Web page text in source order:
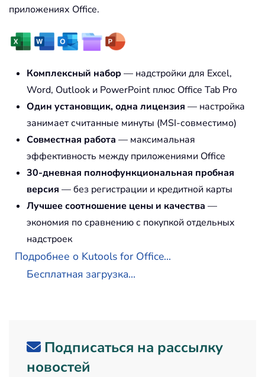
приложениях Office.
Комплексный набор — надстройки для Excel,
Word, Outlook и PowerPoint плюс Office Tab Pro
Один установщик, одна лицензия — настройка
занимает считанные минуты (MSI-совместимо)
Совместная работа — максимальная
эффективность между приложениями Office
30-дневная полнофункциональная пробная
версия — без регистрации и кредитной карты
Лучшее соотношение цены и качества —
экономия по сравнению с покупкой отдельных
надстроек
Подробнее о Kutools for Office...
Бесплатная загрузка...
Подписаться на рассылку
новостей